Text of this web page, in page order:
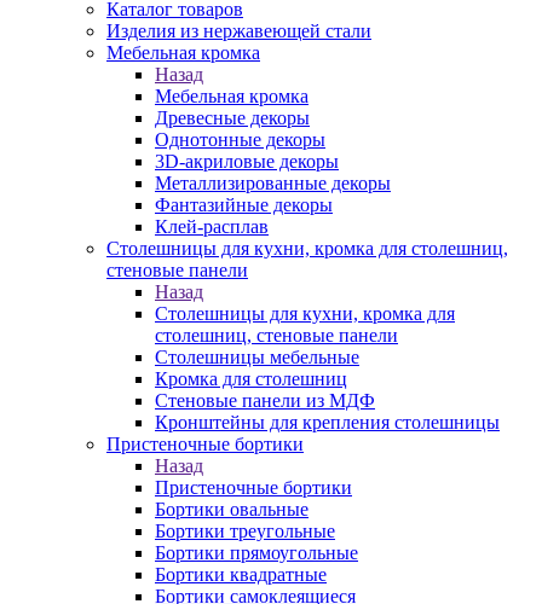
Каталог товаров
Изделия из нержавеющей стали
Мебельная кромка
Назад
Мебельная кромка
Древесные декоры
Однотонные декоры
3D-акриловые декоры
Металлизированные декоры
Фантазийные декоры
Клей-расплав
Столешницы для кухни, кромка для столешниц,
стеновые панели
Назад
Столешницы для кухни, кромка для
столешниц, стеновые панели
Столешницы мебельные
Кромка для столешниц
Стеновые панели из МДФ
Кронштейны для крепления столешницы
Пристеночные бортики
Назад
Пристеночные бортики
Бортики овальные
Бортики треугольные
Бортики прямоугольные
Бортики квадратные
Бортики самоклеящиеся